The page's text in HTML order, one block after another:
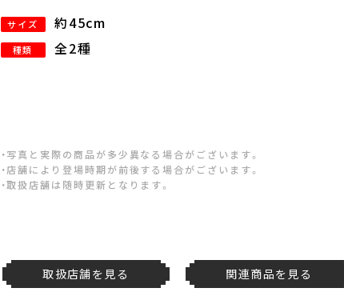
サイズ 約45cm
種類 全2種
・写真と実際の商品が多少異なる場合がございます。
・店舗により登場時期が前後する場合がございます。
・取扱店舗は随時更新となります。
取扱店舗を見る 関連商品を見る